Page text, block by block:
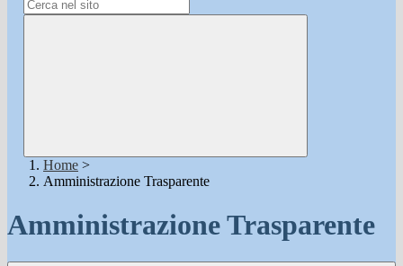
Home >
Amministrazione Trasparente
Amministrazione Trasparente